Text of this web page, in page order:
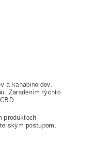
a kanabinoidov.
Zaradením týchto
produktoch
postupom.